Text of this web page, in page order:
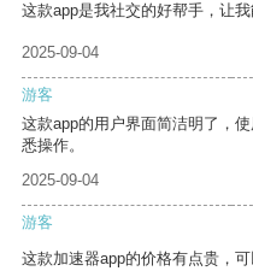
这款app是我社交的好帮手，让
2025-09-04
游客
这款app的用户界面简洁明了，
悉操作。
2025-09-04
游客
这款加速器app的价格有点贵，